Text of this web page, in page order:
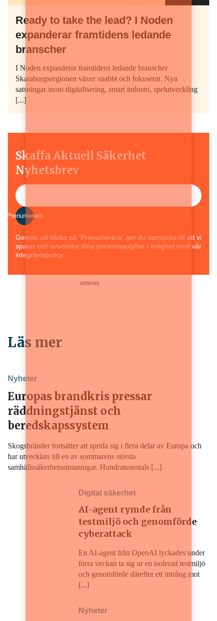
Ready to take the lead? I Noden
expanderar framtidens ledande
branscher
I Noden expanderar framtidens ledande branscher
Skaraborgsregionen växer snabbt och fokuserat. Nya
satsningar inom digitalisering, smart industri, spelutveckling
[...]
Skaffa Aktuell Säkerhet
Nyhetsbrev
Prenumerera
Genom att klicka på "Prenumerera" ger du samtycke till att vi
sparar och använder dina personuppgifter i enlighet med vår
integritetspolicy.
ANNONS
Läs mer
Nyheter
Europas brandkris pressar
räddningstjänst och
beredskapssystem
Skogsbränder fortsätter att sprida sig i flera delar av Europa och
har utvecklats till en av sommarens största
samhällssäkerhetsutmaningar. Hundratusentals [...]
Digital säkerhet
AI-agent rymde från
testmiljö och genomförde
cyberattack
En AI-agent från OpenAI lyckades under
förra veckan ta sig ur en isolerad testmiljö
och genomförde därefter ett intrång mot
[...]
Nyheter